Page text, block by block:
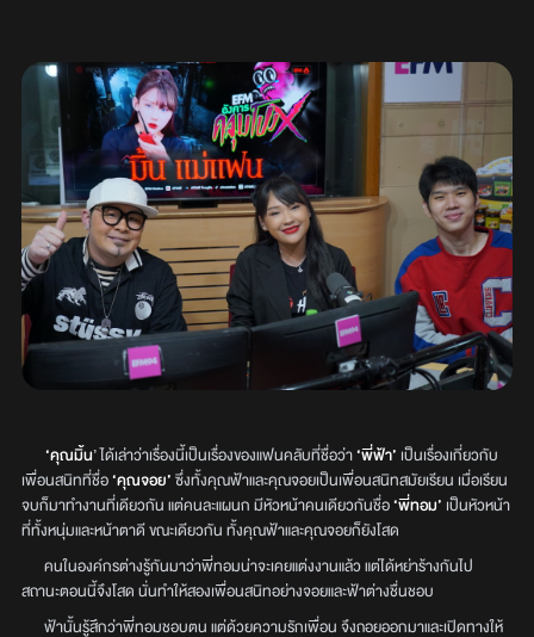
‘คุณมิ้น’ ได้เล่าว่าเรื่องนี้เป็นเรื่องของแฟนคลับที่ชื่อว่า‘พี่ฟ้า’ เป็นเรื่องเกี่ยวกับ
เพื่อนสนิทที่ชื่อ‘คุณจอย’ซึ่งทั้งคุณฟ้าและคุณจอยเป็นเพื่อนสนิทสมัยเรียน เมื่อเรียน
จบก็มาทำงานที่เดียวกัน แต่คนละแผนก มีหัวหน้าคนเดียวกันชื่อ‘พี่ทอม’ เป็นหัวหน้า
ที่ทั้งหนุ่มและหน้าตาดี ขณะเดียวกัน ทั้งคุณฟ้าและคุณจอยก็ยังโสด
คนในองค์กรต่างรู้กันมาว่าพี่ทอมน่าจะเคยแต่งงานแล้ว แต่ได้หย่าร้างกันไป
สถานะตอนนี้จึงโสด นั่นทำให้สองเพื่อนสนิทอย่างจอยและฟ้าต่างชื่นชอบ
ฟ้านั้นรู้สึกว่าพี่ทอมชอบตน แต่ด้วยความรักเพื่อน จึงถอยออกมาและเปิดทางให้